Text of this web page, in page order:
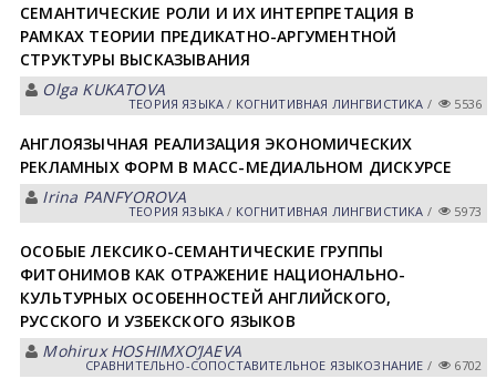
СЕМАНТИЧЕСКИЕ РОЛИ И ИХ ИНТЕРПРЕТАЦИЯ В
РАМКАХ ТЕОРИИ ПРЕДИКАТНО-АРГУМЕНТНОЙ
СТРУКТУРЫ ВЫСКАЗЫВАНИЯ
Olga KUKАTOVА
ТЕОРИЯ ЯЗЫКА / КОГНИТИВНАЯ ЛИНГВИСТИКА / 5536
АНГЛОЯЗЫЧНАЯ РЕАЛИЗАЦИЯ ЭКОНОМИЧЕСКИХ
РЕКЛАМНЫХ ФОРМ В МАСС-МЕДИАЛЬНОМ ДИСКУРСЕ
Irina PАNFYOROVА
ТЕОРИЯ ЯЗЫКА / КОГНИТИВНАЯ ЛИНГВИСТИКА / 5973
ОСОБЫЕ ЛЕКСИКО-СЕМАНТИЧЕСКИЕ ГРУППЫ
ФИТОНИМОВ КАК ОТРАЖЕНИЕ НАЦИОНАЛЬНО-
КУЛЬТУРНЫХ ОСОБЕННОСТЕЙ АНГЛИЙСКОГО,
РУССКОГО И УЗБЕКСКОГО ЯЗЫКОВ
Mohirux HOSHIMXOʼJАEVА
СРАВНИТЕЛЬНО-СОПОСТАВИТЕЛЬНОЕ ЯЗЫКОЗНАНИЕ / 6702